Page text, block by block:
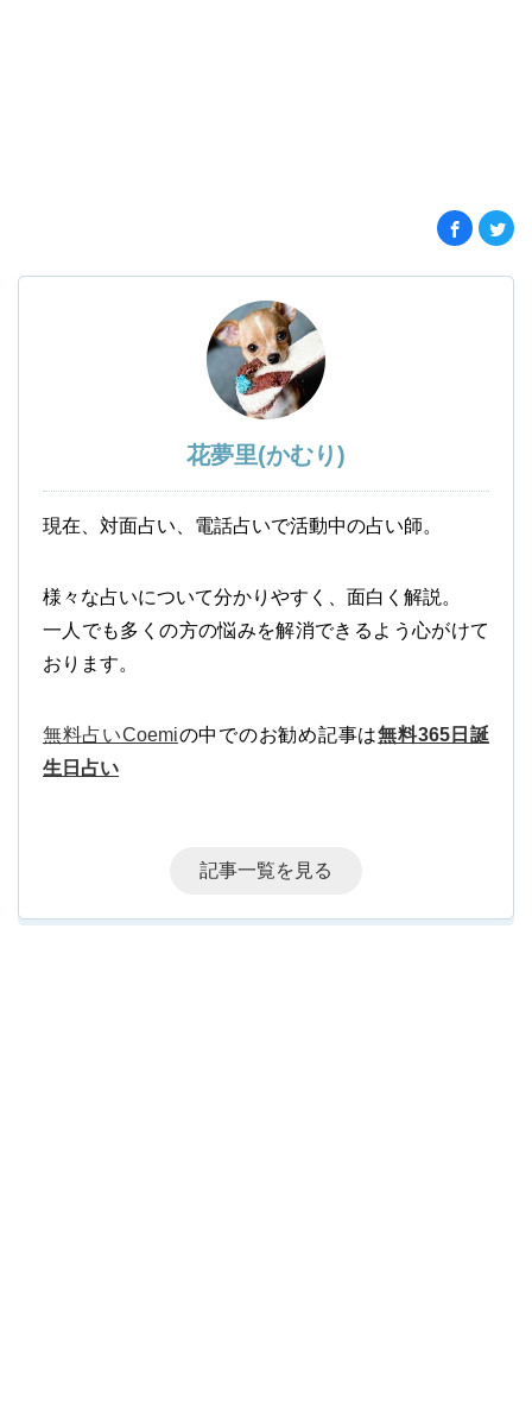
花夢里(かむり)
現在、対面占い、電話占いで活動中の占い師。
様々な占いについて分かりやすく、面白く解説。
一人でも多くの方の悩みを解消できるよう心がけて
おります。
無料占いCoemiの中でのお勧め記事は無料365日誕
生日占い
記事一覧を見る